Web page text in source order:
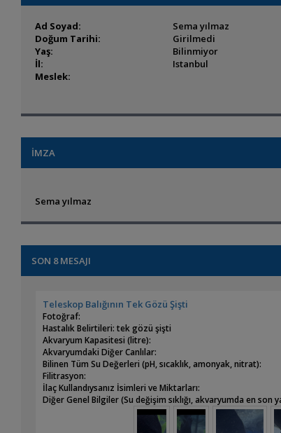
Ad Soyad:
Sema yılmaz
Doğum Tarihi:
Girilmedi
Yaş:
Bilinmiyor
İl:
Istanbul
Meslek:
İMZA
Sema yılmaz
SON 8 MESAJI
Teleskop Balığının Tek Gözü Şişti
Fotoğraf:
Hastalık Belirtileri: tek gözü şişti
Akvaryum Kapasitesi (litre):
Akvaryumdaki Diğer Canlılar:
Bilinen Tüm Su Değerleri (pH, sıcaklık, amonyak, nitrat):
Filitrasyon:
İlaç Kullandıysanız İsimleri ve Miktarları:
Diğer Genel Bilgiler (Su değişim sıklığı, akvaryumda en son